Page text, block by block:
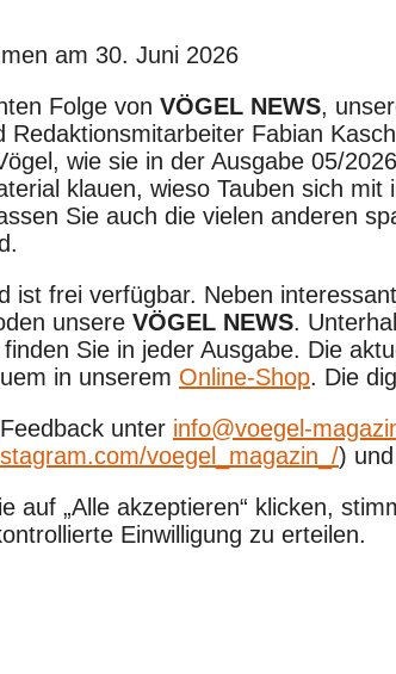
am 30. Juni 2026
Folge von VÖGEL NEWS,
Fabian
wie sie in der Ausgabe 05/
klauen, wieso Tauben sich
Sie auch die vielen anderen
frei verfügbar. Neben
unsere VÖGEL NEWS.
Sie in jeder Ausgabe. Die
in unserem Online-Shop. Die
unter info@voegel-
voegel_magazin_/)
„Alle akzeptieren“ klicken,
Einwilligung zu erteilen.